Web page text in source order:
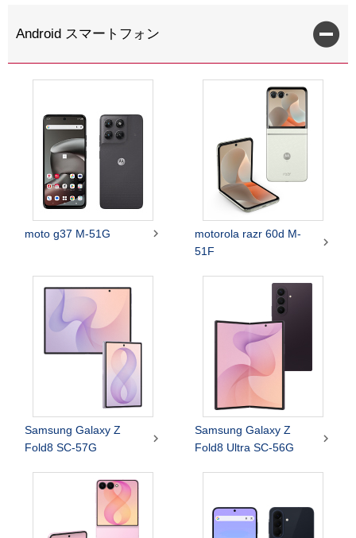
Android スマートフォン
moto g37 M-51G 
motorola razr 60d M-
51F

Samsung Galaxy Z
Fold8 SC-57G

Samsung Galaxy Z
Fold8 Ultra SC-56G
